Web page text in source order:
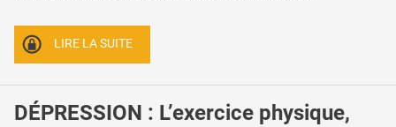
LIRE LA SUITE
DÉPRESSION : L’exercice physique,